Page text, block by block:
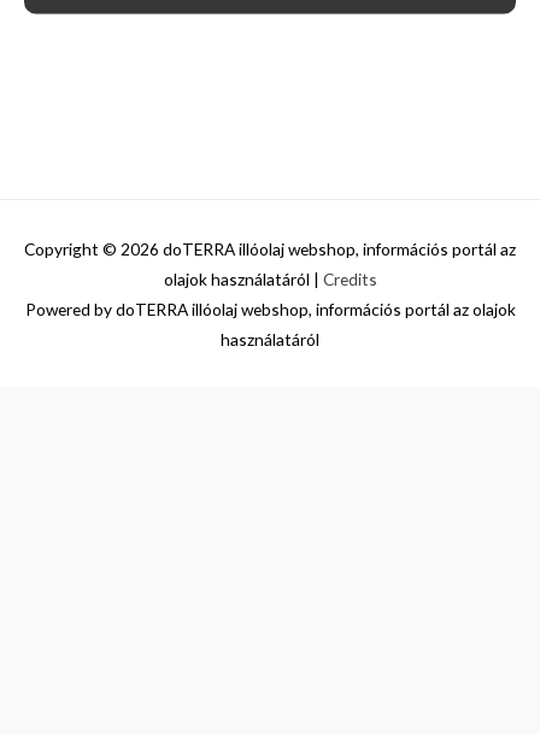
Copyright © 2026 doTERRA illóolaj webshop, információs portál az
olajok használatáról | Credits
Powered bydoTERRA illóolaj webshop, információs portál az olajok
használatáról